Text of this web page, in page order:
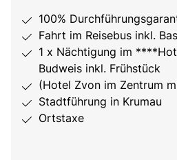
100%
Fahrt im Reisebus inkl.
1 x Nächtigung im
Budweis inkl. Frühstück
(Hotel Zvon im Zentrum
Stadtführung in Krumau
Ortstaxe